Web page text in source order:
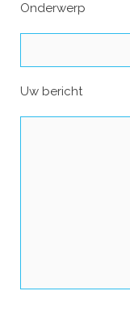
Onderwerp
Uw bericht